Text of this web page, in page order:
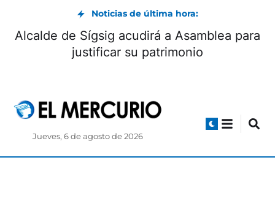
Noticias de última hora:
Alcalde de Sígsig acudirá a Asamblea para
justificar su patrimonio
Jueves, 6 de agosto de 2026